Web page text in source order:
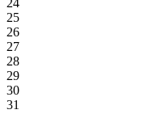
24
25
26
27
28
29
30
31